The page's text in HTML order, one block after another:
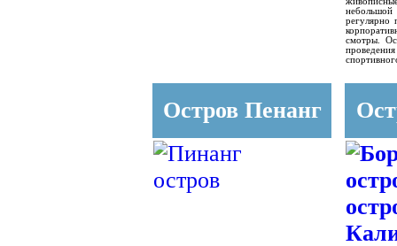
регулярно
смотры.
Остров Пенанг